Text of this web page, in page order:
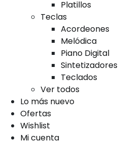
Platillos
Teclas
Acordeones
Melódica
Piano Digital
Sintetizadores
Teclados
Ver todos
Lo más nuevo
Ofertas
Wishlist
Mi cuenta